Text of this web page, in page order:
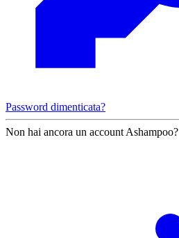
Password dimenticata?
Non hai ancora un account Ashampoo?